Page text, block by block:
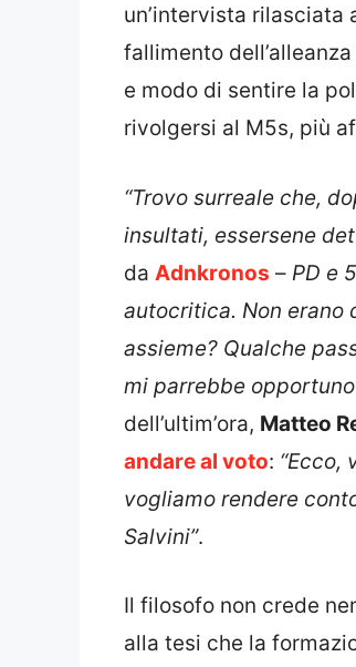
un’intervista rilasciata
fallimento
e modo di sentire la
rivolgersi al M5s, più
“Trovo surreale che,
insultati, essersene
da Adnkronos – PD e
autocritica. Non
assieme? Qualche
mi parrebbe
dell’ultim’ora, Matteo
andare al voto: “Ecco,
vogliamo rendere
Salvini”.
Il filosofo non crede
alla tesi che la